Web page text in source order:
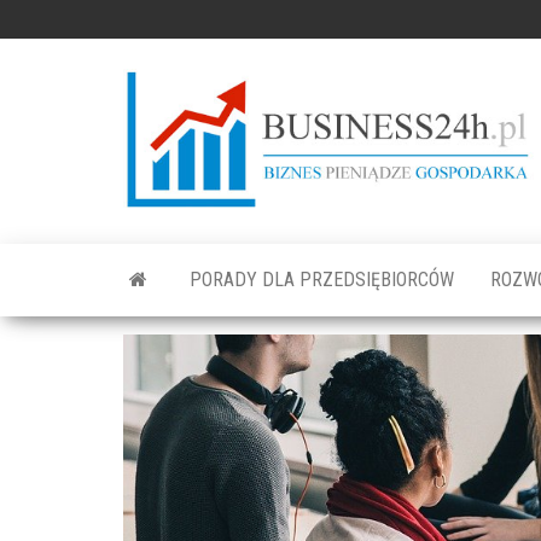
PORADY DLA PRZEDSIĘBIORCÓW